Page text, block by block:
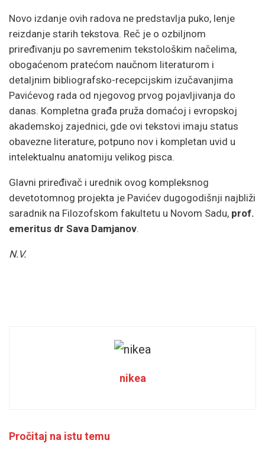
Novo izdanje ovih radova ne predstavlja puko, lenje
reizdanje starih tekstova. Reč je o ozbiljnom
priređivanju po savremenim tekstološkim načelima,
obogaćenom pratećom naučnom literaturom i
detaljnim bibliografsko-recepcijskim izučavanjima
Pavićevog rada od njegovog prvog pojavljivanja do
danas. Kompletna građa pruža domaćoj i evropskoj
akademskoj zajednici, gde ovi tekstovi imaju status
obavezne literature, potpuno nov i kompletan uvid u
intelektualnu anatomiju velikog pisca.
Glavni priređivač i urednik ovog kompleksnog
devetotomnog projekta je Pavićev dugogodišnji najbliži
saradnik na Filozofskom fakultetu u Novom Sadu, prof.
emeritus dr Sava Damjanov.
N.V.
nikea
Pročitaj na istu temu